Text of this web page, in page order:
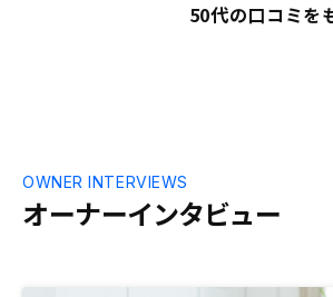
50代の口コミを
オーナーインタビュー
OWNER INTERVIEWS